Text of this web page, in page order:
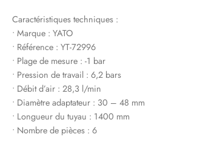
Caractéristiques techniques :
• Marque : YATO
• Référence : YT-72996
• Plage de mesure : -1 bar
• Pression de travail : 6,2 bars
• Débit d’air : 28,3 l/min
• Diamètre adaptateur : 30 – 48 mm
• Longueur du tuyau : 1400 mm
• Nombre de pièces : 6